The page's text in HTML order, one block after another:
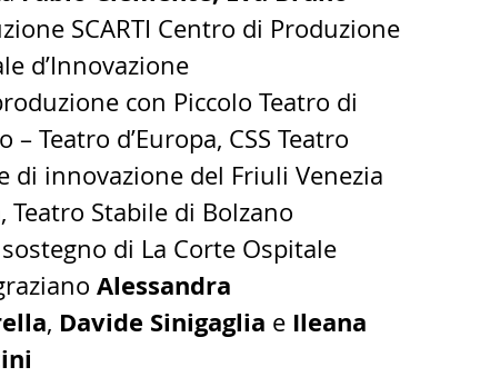
SCARTI Centro di Produzione
d’Innovazione
con Piccolo Teatro di
– Teatro d’Europa, CSS Teatro
di innovazione del Friuli Venezia
Teatro Stabile di Bolzano
di La Corte Ospitale
Alessandra
, Davide Sinigaglia e Ileana